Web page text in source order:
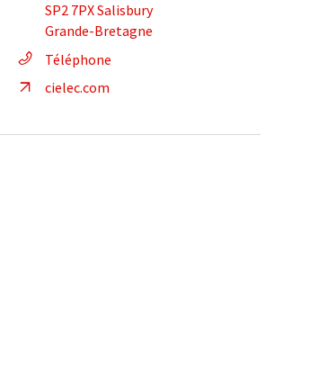
SP2 7PX Salisbury
Grande-Bretagne
Téléphone
cielec.com